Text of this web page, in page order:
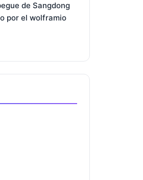
de Sangdong
por el wolframio